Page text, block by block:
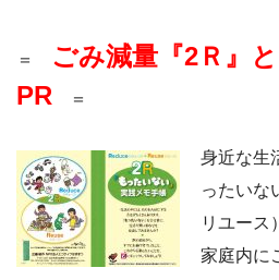
＝
ごみ減量『2Ｒ』
PR ＝
身近な生
ったいな
リユース
家庭内に